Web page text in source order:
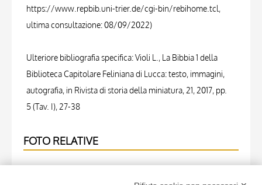
https://www.repbib.uni-trier.de/cgi-bin/rebihome.tcl,
ultima consultazione: 08/09/2022)
Ulteriore bibliografia specifica: Violi L., La Bibbia 1 della
Biblioteca Capitolare Feliniana di Lucca: testo, immagini,
autografia, in Rivista di storia della miniatura, 21, 2017, pp.
5 (Tav. I), 27-38
FOTO RELATIVE
Scheda foto